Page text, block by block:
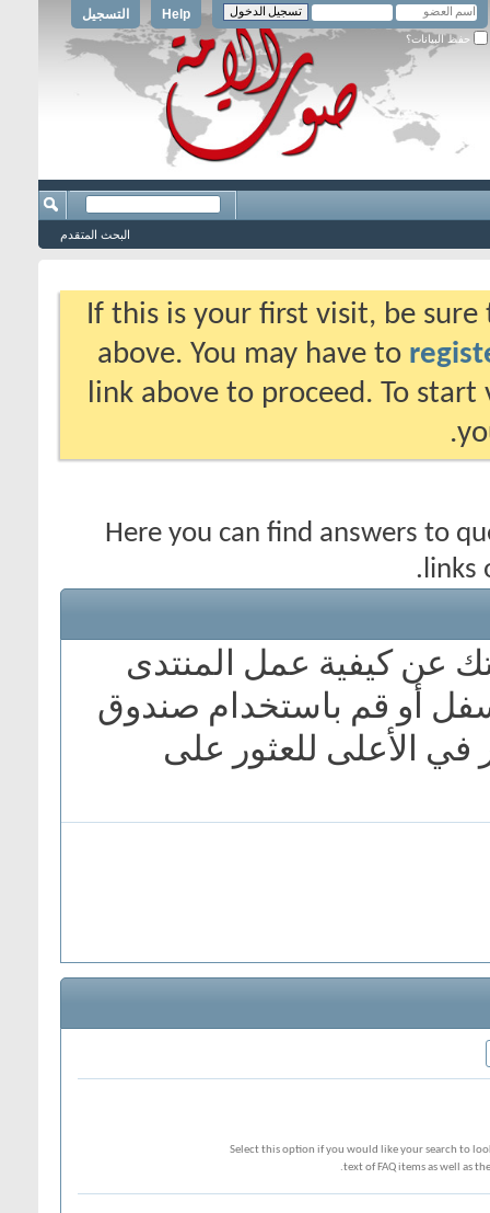
التسجيل Help
حفظ البيانات؟
البحث المتقدم
If this is your first visit, be
above. You may have to
link above to proceed. To
Here you can find answers to
links
عن كيفية عمل المنتدى
أو قم باستخدام صندوق
في الأعلى للعثور على
Select this option if you would like your search to
text of FAQ items as well as